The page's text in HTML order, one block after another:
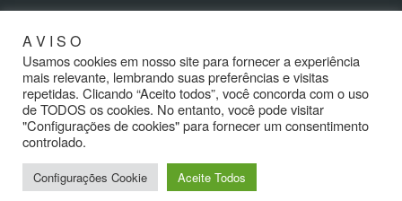
“A morte não extingue, transforma; não aniquila, renova; não
divorcia, aproxima.” (Rui Barbosa)
2020 - Café Político - Direitos Reservados
A V I S O
Usamos cookies em nosso site para fornecer a experiência
mais relevante, lembrando suas preferências e visitas
repetidas. Clicando “Aceito todos”, você concorda com o uso
de TODOS os cookies. No entanto, você pode visitar
"Configurações de cookies" para fornecer um consentimento
controlado.
Configurações Cookie Aceite Todos